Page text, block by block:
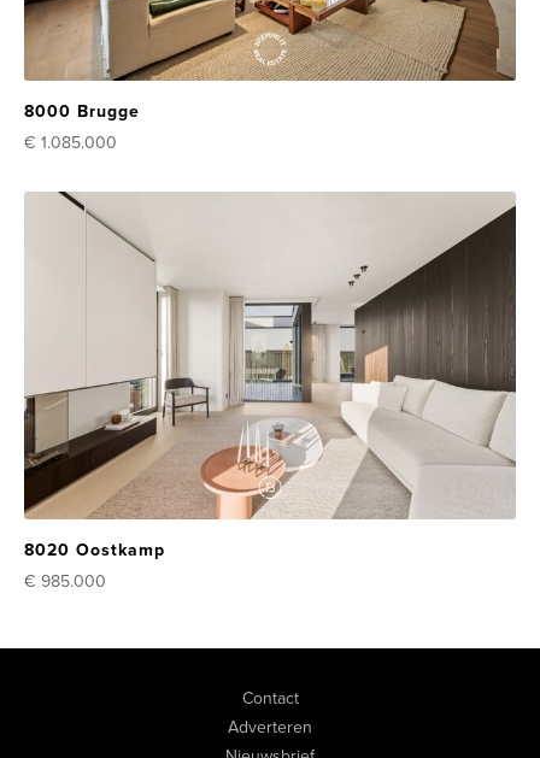
8000 Brugge
€ 1.085.000
8020 Oostkamp
€ 985.000
Contact
Adverteren